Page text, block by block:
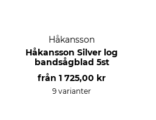
Håkansson
Håkansson Silver log
bandsågblad 5st
från 1 725,00 kr
9 varianter